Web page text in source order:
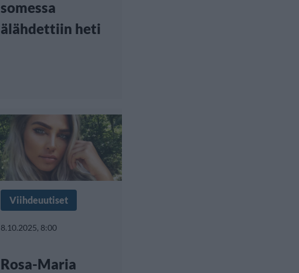
somessa
älähdettiin heti
Viihdeuutiset
8.10.2025, 8:00
Rosa-Maria